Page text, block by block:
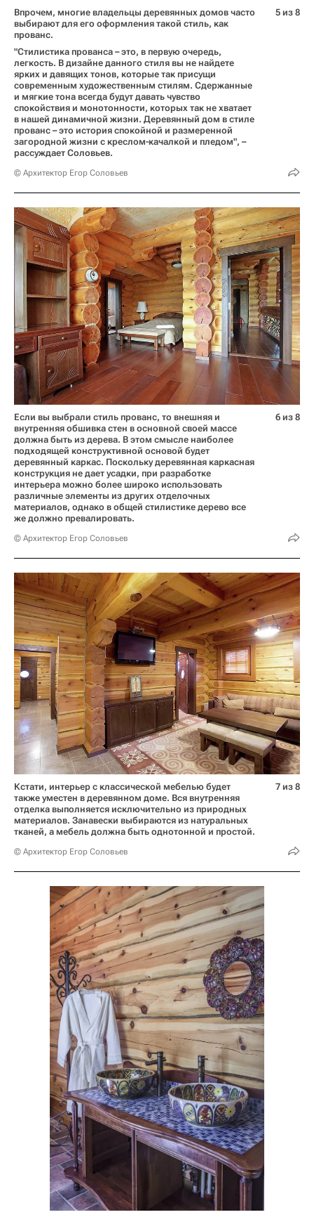
Впрочем, многие владельцы деревянных домов часто
выбирают для его оформления такой стиль, как
прованс.
"Стилистика прованса – это, в первую очередь,
легкость. В дизайне данного стиля вы не найдете
ярких и давящих тонов, которые так присущи
современным художественным стилям. Сдержанные
и мягкие тона всегда будут давать чувство
спокойствия и монотонности, которых так не хватает
в нашей динамичной жизни. Деревянный дом в стиле
прованс – это история спокойной и размеренной
загородной жизни с креслом-качалкой и пледом", –
рассуждает Соловьев.
© Архитектор Егор Соловьев
5 из 8
Если вы выбрали стиль прованс, то внешняя и
внутренняя обшивка стен в основной своей массе
должна быть из дерева. В этом смысле наиболее
подходящей конструктивной основой будет
деревянный каркас. Поскольку деревянная каркасная
конструкция не дает усадки, при разработке
интерьера можно более широко использовать
различные элементы из других отделочных
материалов, однако в общей стилистике дерево все
же должно превалировать.
© Архитектор Егор Соловьев
6 из 8
Кстати, интерьер с классической мебелью будет
также уместен в деревянном доме. Вся внутренняя
отделка выполняется исключительно из природных
материалов. Занавески выбираются из натуральных
тканей, а мебель должна быть однотонной и простой.
© Архитектор Егор Соловьев
7 из 8